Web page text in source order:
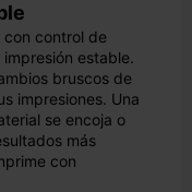
con control de
estable.
bruscos de
impresiones. Una
se encoja o
más
con